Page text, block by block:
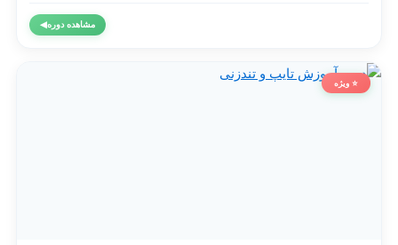
مشاهده دوره◀
⭐ ویژه